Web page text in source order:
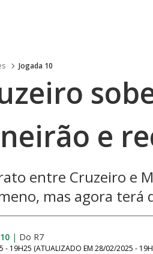
Jogada 10
e
entre Cruzeiro e
mas agora terá
| Do R7
- 19H25 (ATUALIZADO EM 28/02/2025 -